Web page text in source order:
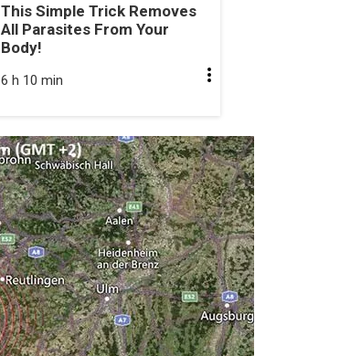
This Simple Trick Removes
All Parasites From Your
Body!
6 h 10 min